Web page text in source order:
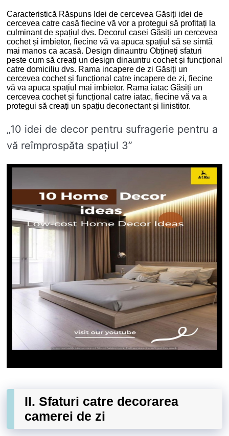
Caracteristică Răspuns Idei de cercevea Găsiți idei de
cercevea catre casă fiecine vă vor a protegui să profitați la
culminant de spațiul dvs. Decorul casei Găsiți un cercevea
cochet și imbietor, fiecine vă va apuca spațiul să se simtă
mai manos ca acasă. Design dinauntru Obțineți sfaturi
peste cum să creați un design dinauntru cochet și funcțional
catre domiciliu dvs. Rama incapere de zi Găsiți un
cercevea cochet și funcțional catre incapere de zi, fiecine
vă va apuca spațiul mai imbietor. Rama iatac Găsiți un
cercevea cochet și funcțional catre iatac, fiecine vă va a
protegui să creați un spațiu deconectant și linistitor.
„10 idei de decor pentru sufragerie pentru a
vă reîmprospăta spațiul 3”
II. Sfaturi catre decorarea
camerei de zi